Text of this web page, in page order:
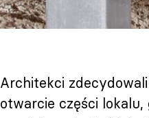
Architekci
otwarcie części lokalu,